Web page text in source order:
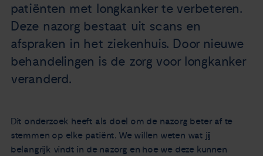
Agenda
Over ons
Contact
patiënten met longkanker te verbeteren.
Deze nazorg bestaat uit scans en
afspraken in het ziekenhuis. Door nieuwe
behandelingen is de zorg voor longkanker
veranderd.
Dit onderzoek heeft als doel om de nazorg beter af te
stemmen op elke patiënt. We willen weten wat jij
belangrijk vindt in de nazorg en hoe we deze kunnen